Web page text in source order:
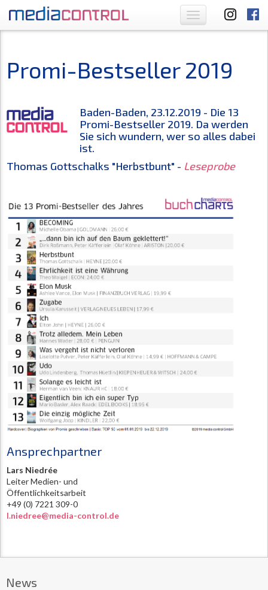
Toggle
navigation
Promi-Bestseller 2019
Baden-Baden, 23.12.2019 - Die 13
Promi-Bestseller 2019. Da werden
Sie sich wundern, wer so alles dabei
ist.
Thomas Gottschalks "Herbstbunt" - Leseprobe
Ansprechpartner
Lars Niedrée
Leiter Medien- und
Öffentlichkeitsarbeit
+49 (0) 7221 309-0
l.niedree@media-control.de
News